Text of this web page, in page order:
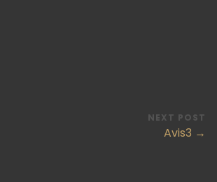
NEXT POST
Avis3 →